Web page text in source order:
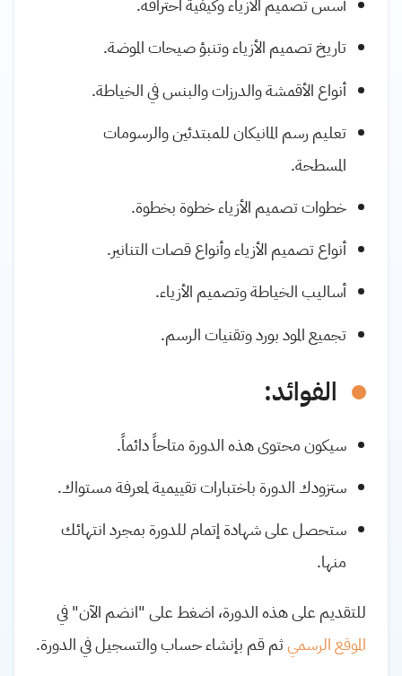
أسس تصميم الأزياء وكيفية احترافه.
تاريخ تصميم الأزياء وتنبؤ صيحات الموضة.
أنواع الأقمشة والدرزات والبنس في الخياطة.
تعليم رسم المانيكان للمبتدئين والرسومات
المسطحة.
خطوات تصميم الأزياء خطوة بخطوة.
أنواع تصميم الأزياء وأنواع قصات التنانير.
أساليب الخياطة وتصميم الأزياء.
تجميع المود بورد وتقنيات الرسم.
الفوائد:
سيكون محتوى هذه الدورة متاحاً دائماً.
ستزودك الدورة باختبارات تقييمية لمعرفة مستواك.
ستحصل على شهادة إتمام للدورة بمجرد انتهائك
منها.
للتقديم على هذه الدورة، اضغط على "انضم الآن" في
الموقع الرسميثم قم بإنشاء حساب والتسجيل في الدورة.